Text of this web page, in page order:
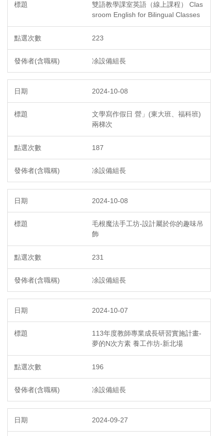
雙語教學課室英語（線上課程） Clas
sroom English for Bilingual Classes
223
凃設備組長
2024-10-08
文學寫作假日 營」(東大班、福科班)
兩梯次
187
凃設備組長
2024-10-08
毛根魔法手工坊-設計屬於你的趣味吊
飾
231
凃設備組長
2024-10-07
113年度教師專業成長研習實施計畫-
夢的N次方素 養工作坊-新北場
196
凃設備組長
2024-09-27